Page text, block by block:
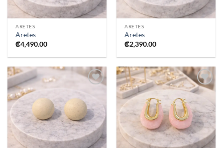
ARETES
Aretes
₡4,490.00
ARETES
Aretes
₡2,390.00
lista de
deseos
Añadir
deseos